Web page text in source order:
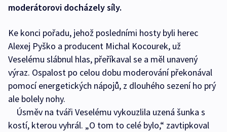
moderátorovi docházely síly.
Ke konci pořadu, jehož posledními hosty byli herec
Alexej Pyško a producent Michal Kocourek, už
Veselému slábnul hlas, přeříkaval se a měl unavený
výraz. Ospalost po celou dobu moderování překonával
pomocí energetických nápojů, z dlouhého sezení ho prý
ale bolely nohy.
Úsměv na tváři Veselému vykouzlila uzená šunka s
kostí, kterou vyhrál. „O tom to celé bylo,“ zavtipkoval